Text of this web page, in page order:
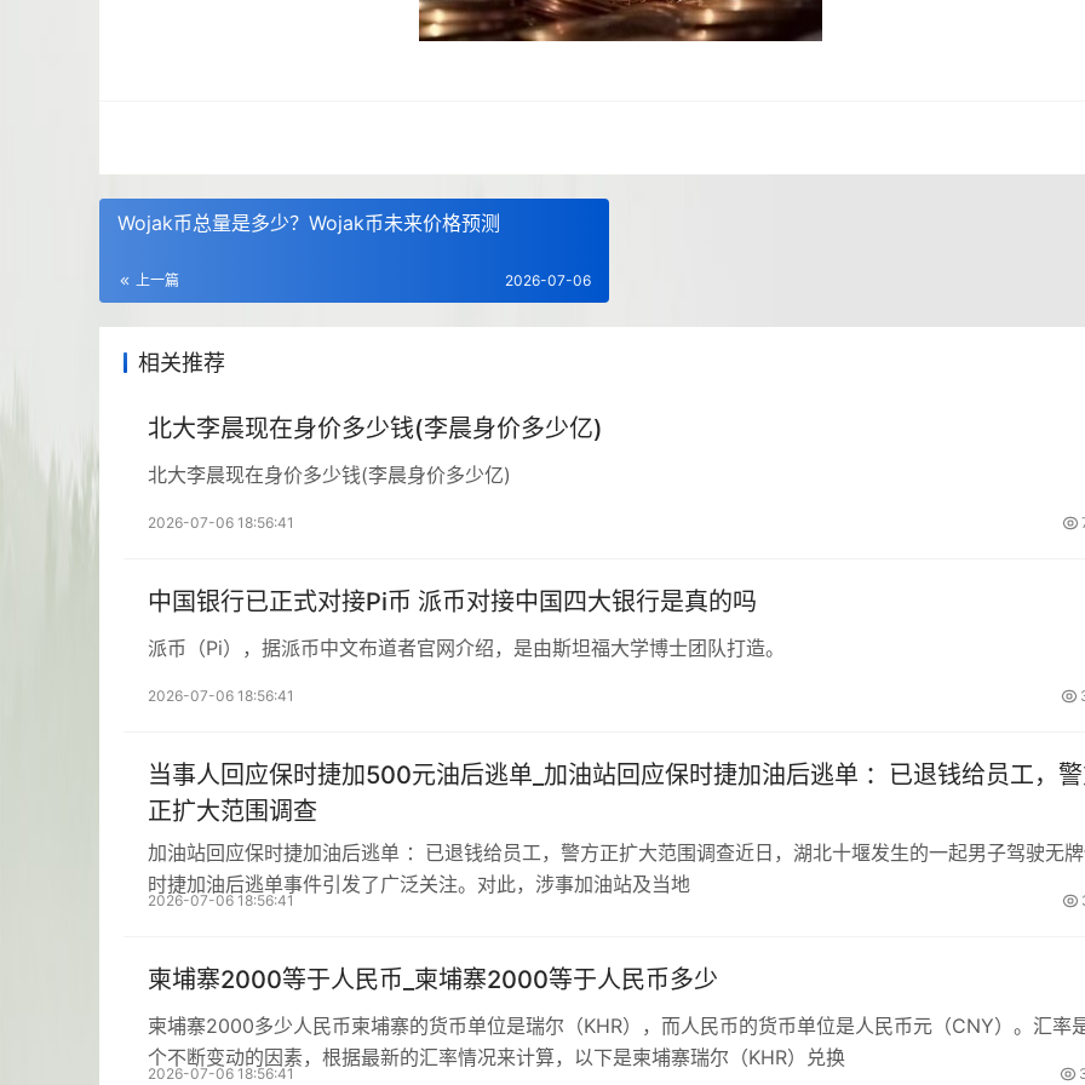
Wojak币总量是多少？Wojak币未来价格预测
上一篇 2026-07-06
相关推荐
北大李晨现在身价多少钱(李晨身价多少亿)
北大李晨现在身价多少钱(李晨身价多少亿)
2026-07-06 18:56:41
中国银行已正式对接Pi币 派币对接中国四大银行是真的吗
派币（Pi），据派币中文布道者官网介绍，是由斯坦福大学博士团队打造。
2026-07-06 18:56:41
当事人回应保时捷加500元油后逃单_加油站回应保时捷加油后逃单 ：已退钱给员工，
正扩大范围调查
加油站回应保时捷加油后逃单 ：已退钱给员工，警方正扩大范围调查近日，湖北十堰发生的一起男子驾驶无
时捷加油后逃单事件引发了广泛关注。对此，涉事加油站及当地
2026-07-06 18:56:41
柬埔寨2000等于人民币_柬埔寨2000等于人民币多少
柬埔寨2000多少人民币柬埔寨的货币单位是瑞尔（KHR），而人民币的货币单位是人民币元（CNY）。汇率
个不断变动的因素，根据最新的汇率情况来计算，以下是柬埔寨瑞尔（KHR）兑换
2026-07-06 18:56:41